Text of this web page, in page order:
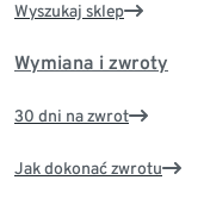
Wyszukaj sklep
Wymiana i zwroty
30 dni na zwrot
Jak dokonać zwrotu